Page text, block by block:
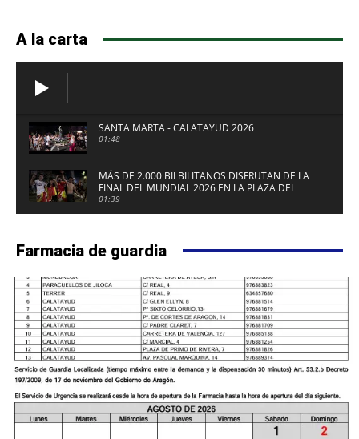
A la carta
SANTA MARTA - CALATAYUD 2026
01:48
MÁS DE 2.000 BILBILITANOS DISFRUTAN DE LA
FINAL DEL MUNDIAL 2026 EN LA PLAZA DEL
FUERTE DE CALATAYUD
01:39
Farmacia de guardia